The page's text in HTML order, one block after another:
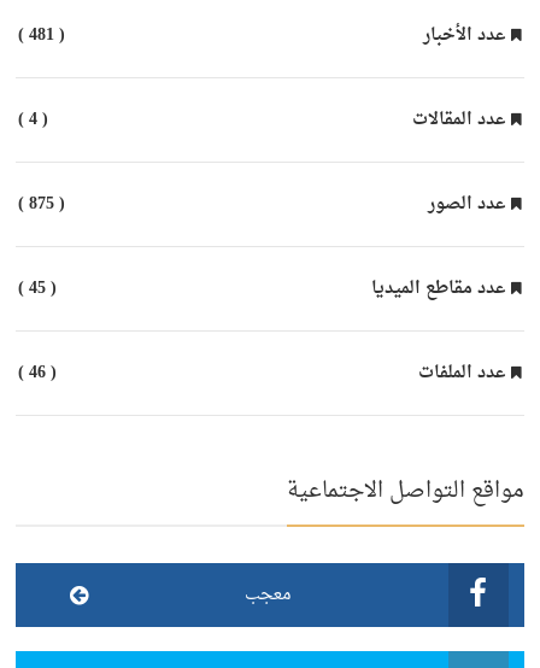
عدد الأخبار ( 481 )
عدد المقالات ( 4 )
عدد الصور ( 875 )
عدد مقاطع الميديا ( 45 )
عدد الملفات ( 46 )
مواقع التواصل الاجتماعية
معجب